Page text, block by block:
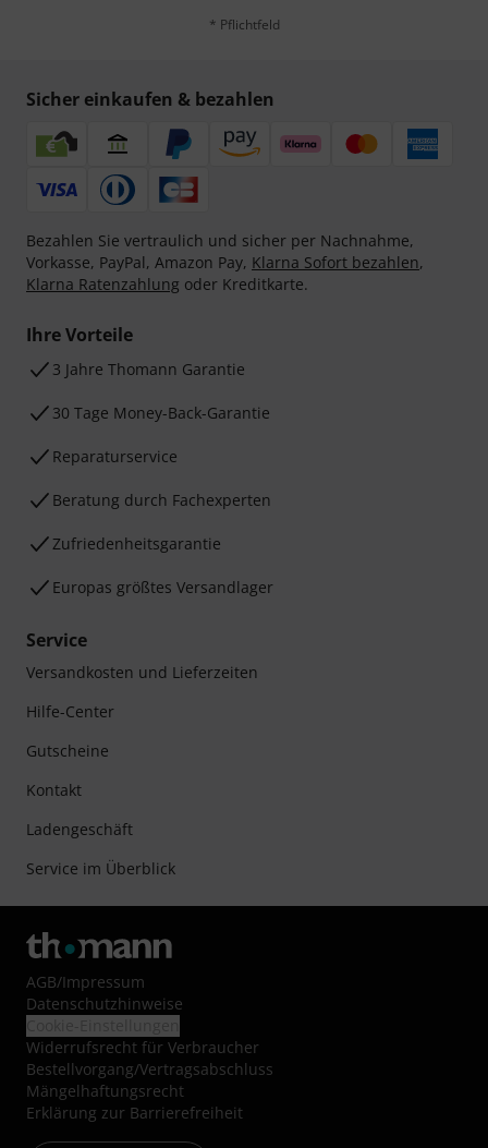
* Pflichtfeld
Sicher einkaufen & bezahlen
Bezahlen Sie vertraulich und sicher per Nachnahme,
Vorkasse, PayPal, Amazon Pay, Klarna Sofort bezahlen,
Klarna Ratenzahlung oder Kreditkarte.
Ihre Vorteile
3 Jahre Thomann Garantie
30 Tage Money-Back-Garantie
Reparaturservice
Beratung durch Fachexperten
Zufriedenheitsgarantie
Europas größtes Versandlager
Service
Versandkosten und Lieferzeiten
Hilfe-Center
Gutscheine
Kontakt
Ladengeschäft
Service im Überblick
AGB/Impressum
Datenschutzhinweise
Widerrufsrecht für Verbraucher
Bestellvorgang/Vertragsabschluss
Mängelhaftungsrecht
Erklärung zur Barrierefreiheit